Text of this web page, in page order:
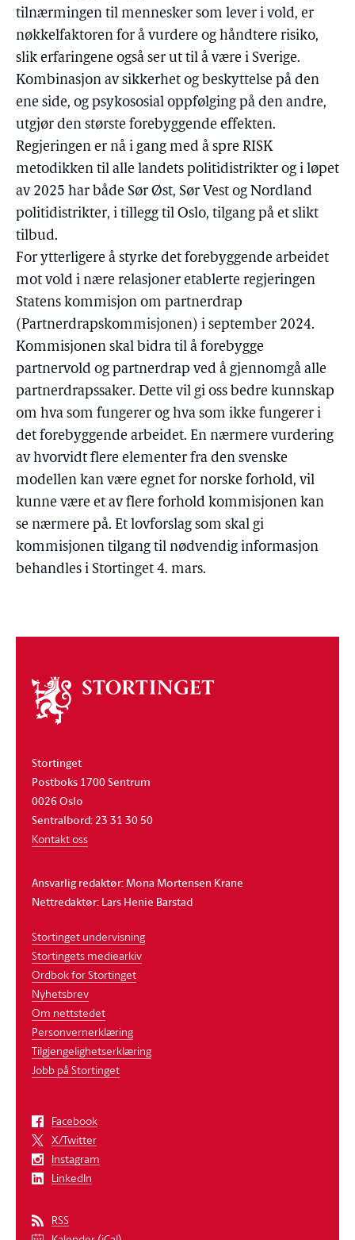
tilnærmingen til mennesker som lever i vold, er
nøkkelfaktoren for å vurdere og håndtere risiko,
slik erfaringene også ser ut til å være i Sverige.
Kombinasjon av sikkerhet og beskyttelse på den
ene side, og psykososial oppfølging på den andre,
utgjør den største forebyggende effekten.
Regjeringen er nå i gang med å spre RISK
metodikken til alle landets politidistrikter og i løpet
av 2025 har både Sør Øst, Sør Vest og Nordland
politidistrikter, i tillegg til Oslo, tilgang på et slikt
tilbud.
For ytterligere å styrke det forebyggende arbeidet
mot vold i nære relasjoner etablerte regjeringen
Statens kommisjon om partnerdrap
(Partnerdrapskommisjonen) i september 2024.
Kommisjonen skal bidra til å forebygge
partnervold og partnerdrap ved å gjennomgå alle
partnerdrapssaker. Dette vil gi oss bedre kunnskap
om hva som fungerer og hva som ikke fungerer i
det forebyggende arbeidet. En nærmere vurdering
av hvorvidt flere elementer fra den svenske
modellen kan være egnet for norske forhold, vil
kunne være et av flere forhold kommisjonen kan
se nærmere på. Et lovforslag som skal gi
kommisjonen tilgang til nødvendig informasjon
behandles i Stortinget 4. mars.
Om
stortinget
Stortinget
Postboks 1700 Sentrum
0026 Oslo
Sentralbord: 23 31 30 50
Kontakt oss
Ansvarlig redaktør: Mona Mortensen Krane
Nettredaktør: Lars Henie Barstad
Stortinget undervisning
Stortingets mediearkiv
Ordbok for Stortinget
Nyhetsbrev
Om nettstedet
Personvernerklæring
Tilgjengelighetserklæring
Jobb på Stortinget
Facebook
X/Twitter
Instagram
LinkedIn
RSS